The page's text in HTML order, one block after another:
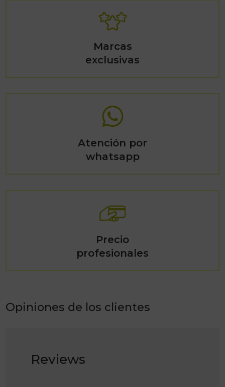
Marcas
exclusivas
Atención por
whatsapp
Precio
profesionales
Opiniones de los clientes
Reviews